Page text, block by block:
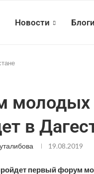
Новости Блоги
молодых
в
19.08.2019
первый форум